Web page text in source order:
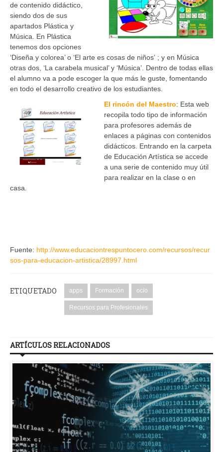
de contenido didáctico,
siendo dos de sus
apartados Plástica y
Música. En Plástica
tenemos dos opciones
‘Diseña y colorea’ o ‘El arte es cosas de niños’ ; y en Música
otras dos, ‘La carabela musical’ y ‘Música’. Dentro de todas ellas
el alumno va a pode escoger la que más le guste, fomentando
en todo el desarrollo creativo de los estudiantes.
El rincón del Maestro: Esta web
recopila todo tipo de información
para profesores además de
enlaces a páginas con contenidos
didácticos. Entrando en la carpeta
de Educación Artística se accede
a una serie de contenido muy útil
para realizar en la clase o en
casa.
Fuente: http://www.educaciontrespuntocero.com/recursos/recur
sos-para-educacion-artistica/28997.html
ETIQUETADO apps Formación ocio
Recursos para Profesionales
ARTÍCULOS RELACIONADOS